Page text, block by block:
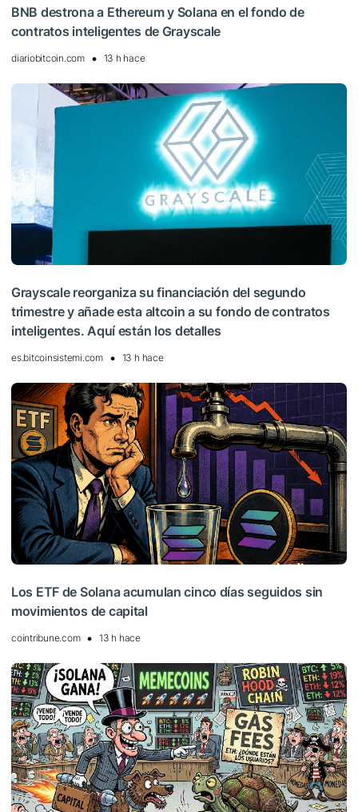
BNB destrona a Ethereum y Solana en el fondo de
contratos inteligentes de Grayscale
diariobitcoin.com 13 h hace
Grayscale reorganiza su financiación del segundo
trimestre y añade esta altcoin a su fondo de contratos
inteligentes. Aquí están los detalles
es.bitcoinsistemi.com 13 h hace
Los ETF de Solana acumulan cinco días seguidos sin
movimientos de capital
cointribune.com 13 h hace